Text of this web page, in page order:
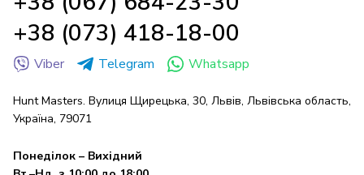
+38 (073) 418-18-00
Viber Telegram Whatsapp
Hunt Masters. Вулиця Щирецька, 30, Львів, Львівська область,
Україна, 79071
Понеділок – Вихідний